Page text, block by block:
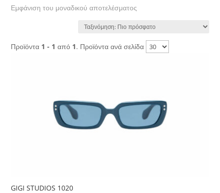
Εμφάνιση του μοναδικού αποτελέσματος
Προϊόντα 1 - 1 από 1. Προϊόντα ανά σελίδα
GIGI STUDIOS 1020